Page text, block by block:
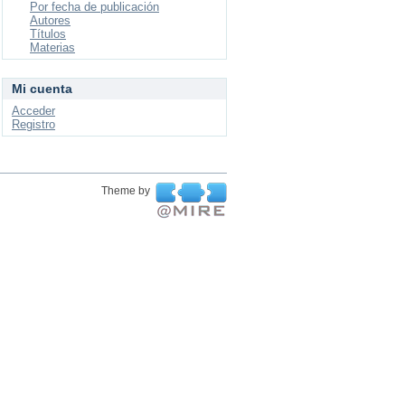
Por fecha de publicación
Autores
Títulos
Materias
Mi cuenta
Acceder
Registro
Theme by